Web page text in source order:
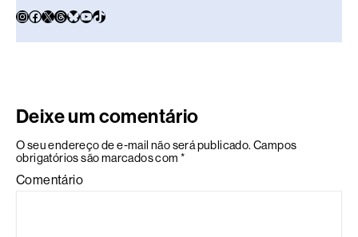
Deixe um comentário
O seu endereço de e-mail não será publicado. Campos
obrigatórios são marcados com *
Comentário